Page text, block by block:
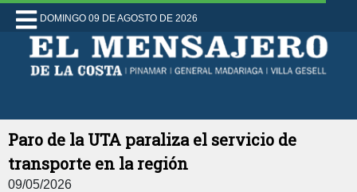
DOMINGO 09 DE AGOSTO DE 2026
Paro de la UTA paraliza el servicio de
transporte en la región
09/05/2026